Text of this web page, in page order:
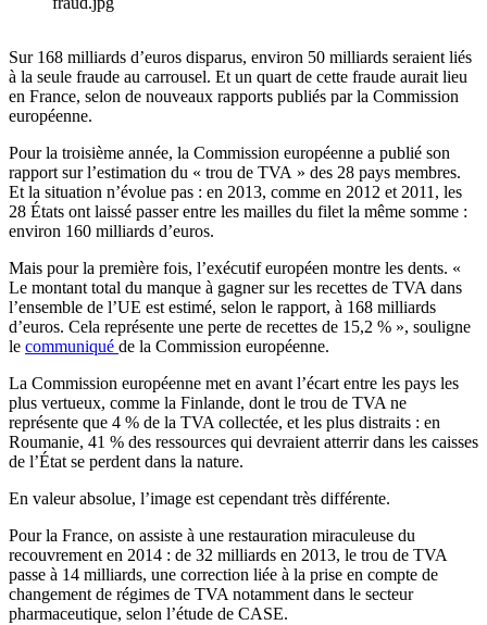
Sur 168 milliards d’euros disparus, environ 50 milliards seraient liés
à la seule fraude au carrousel. Et un quart de cette fraude aurait lieu
en France, selon de nouveaux rapports publiés par la Commission
européenne.
Pour la troisième année, la Commission européenne a publié son
rapport sur l’estimation du « trou de TVA » des 28 pays membres.
Et la situation n’évolue pas : en 2013, comme en 2012 et 2011, les
28 États ont laissé passer entre les mailles du filet la même somme :
environ 160 milliards d’euros.
Mais pour la première fois, l’exécutif européen montre les dents. «
Le montant total du manque à gagner sur les recettes de TVA dans
l’ensemble de l’UE est estimé, selon le rapport, à 168 milliards
d’euros. Cela représente une perte de recettes de 15,2 % », souligne
le communiqué de la Commission européenne.
La Commission européenne met en avant l’écart entre les pays les
plus vertueux, comme la Finlande, dont le trou de TVA ne
représente que 4 % de la TVA collectée, et les plus distraits : en
Roumanie, 41 % des ressources qui devraient atterrir dans les caisses
de l’État se perdent dans la nature.
En valeur absolue, l’image est cependant très différente.
Pour la France, on assiste à une restauration miraculeuse du
recouvrement en 2014 : de 32 milliards en 2013, le trou de TVA
passe à 14 milliards, une correction liée à la prise en compte de
changement de régimes de TVA notamment dans le secteur
pharmaceutique, selon l’étude de CASE.